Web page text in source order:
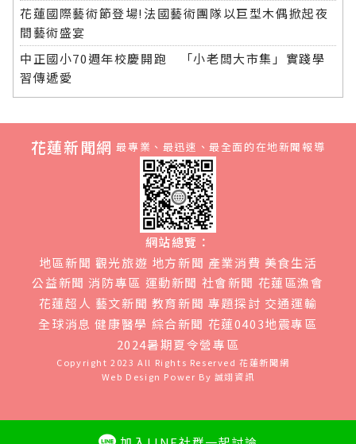
花蓮國際藝術節登場!法國藝術團隊以巨型木偶掀起夜
間藝術盛宴
中正國小70週年校慶開跑 「小老闆大市集」實踐學
習傳遞愛
花蓮新聞網 最專業、最迅速、最全面的在地新聞報導
網站總覽：
地區新聞 觀光旅遊 地方新聞 產業消費 美食生活
公益新聞 消防專區 運動新聞 社會新聞 花蓮區漁會
花蓮超人 藝文新聞 教育新聞 專題探討 交通運輸
全球消息 健康醫學 綜合新聞 花蓮0403地震專區
2024暑期夏令營專區
Copyright 2023 All Rights Reserved花蓮新聞網
Web Design Power By 誠翊資訊